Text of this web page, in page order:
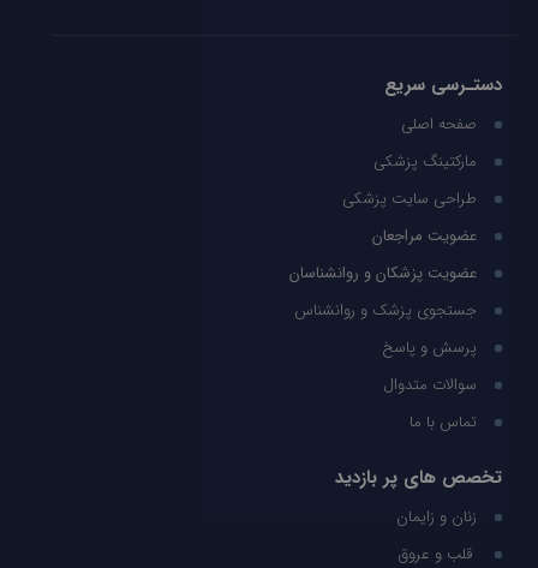
دستـرسی سریع
صفحه اصلی
مارکتینگ پزشکی
طراحی سایت پزشکی
عضویت مراجعان
عضویت پزشکان و روانشناسان
جستجوی پزشک و روانشناس
پرسش و پاسخ
سوالات متدوال
تماس با ما
تخصص های پر بازدید
زنان و زایمان
قلب و عروق